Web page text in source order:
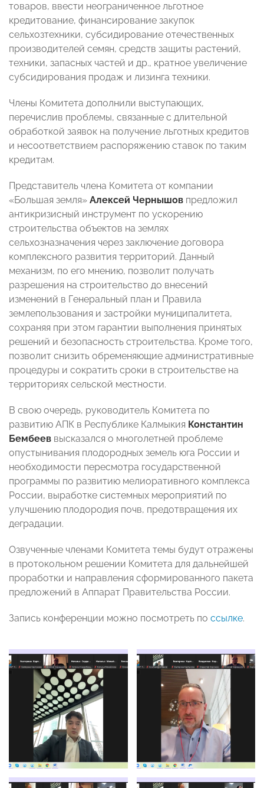
товаров, ввести неограниченное льготное
кредитование, финансирование закупок
сельхозтехники, субсидирование отечественных
производителей семян, средств защиты растений,
техники, запасных частей и др., кратное увеличение
субсидирования продаж и лизинга техники.
Члены Комитета дополнили выступающих,
перечислив проблемы, связанные с длительной
обработкой заявок на получение льготных кредитов
и несоответствием распоряжению ставок по таким
кредитам.
Представитель члена Комитета от компании
«Большая земля» Алексей Чернышов предложил
антикризисный инструмент по ускорению
строительства объектов на землях
сельхозназначения через заключение договора
комплексного развития территорий. Данный
механизм, по его мнению, позволит получать
разрешения на строительство до внесений
изменений в Генеральный план и Правила
землепользования и застройки муниципалитета,
сохраняя при этом гарантии выполнения принятых
решений и безопасность строительства. Кроме того,
позволит снизить обременяющие административные
процедуры и сократить сроки в строительстве на
территориях сельской местности.
В свою очередь, руководитель Комитета по
развитию АПК в Республике Калмыкия Константин
Бембеев высказался о многолетней проблеме
опустынивания плодородных земель юга России и
необходимости пересмотра государственной
программы по развитию мелиоративного комплекса
России, выработке системных мероприятий по
улучшению плодородия почв, предотвращения их
деградации.
Озвученные членами Комитета темы будут отражены
в протокольном решении Комитета для дальнейшей
проработки и направления сформированного пакета
предложений в Аппарат Правительства России.
Запись конференции можно посмотреть по ссылке.